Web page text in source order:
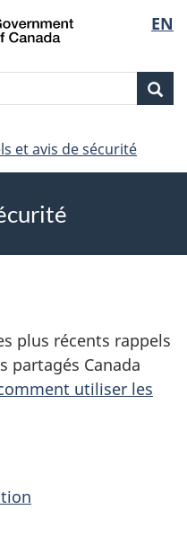
de
la
EN
et avis de sécurité
plus récents rappels
partagés Canada
utiliser les